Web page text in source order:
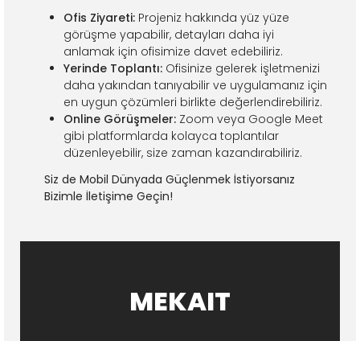
Ofis Ziyareti: Projeniz hakkında yüz yüze
görüşme yapabilir, detayları daha iyi
anlamak için ofisimize davet edebiliriz.
Yerinde Toplantı: Ofisinize gelerek işletmenizi
daha yakından tanıyabilir ve uygulamanız için
en uygun çözümleri birlikte değerlendirebiliriz.
Online Görüşmeler: Zoom veya Google Meet
gibi platformlarda kolayca toplantılar
düzenleyebilir, size zaman kazandırabiliriz.
Siz de Mobil Dünyada Güçlenmek İstiyorsanız
Bizimle İletişime Geçin!
MEKAIT